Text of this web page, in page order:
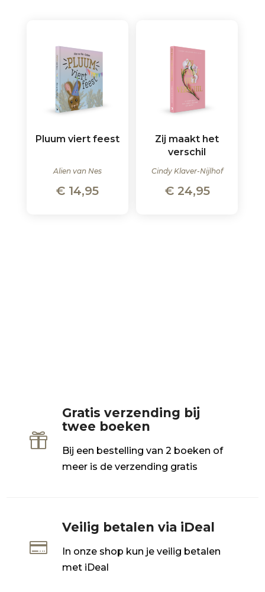
Pluum viert feest
Alien van Nes
€ 14,95
Zij maakt het
verschil
Cindy Klaver-Nijlhof
€24,95

Gratis verzending bij
twee boeken
Bij een bestelling van 2 boeken of
meer is de verzending gratis

Veilig betalen via iDeal
In onze shop kun je veilig betalen
met iDeal